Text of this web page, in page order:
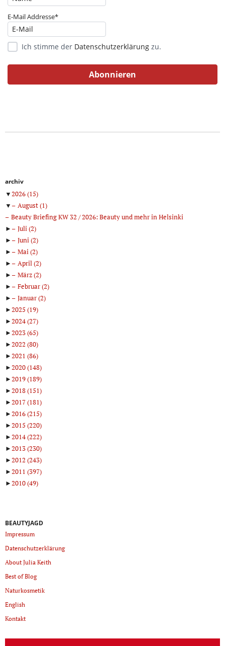
E-Mail Addresse*
Ich stimme der Datenschutzerklärung zu.
archiv
▼2026(15)
▼
August(1)
Beauty Briefing KW 32 / 2026: Beauty und mehr in Helsinki
►
Juli(2)
►
Juni(2)
►
Mai(2)
►
April(2)
►
März(2)
►
Februar(2)
►
Januar(2)
►2025 (19)
►2024(27)
►2023(65)
►2022 (80)
►2021 (86)
►2020(148)
►2019(189)
►2018(151)
►2017(181)
►2016(215)
►2015 (220)
►2014(222)
►2013(230)
►2012 (243)
►2011 (397)
►2010(49)
BEAUTYJAGD
Impressum
Datenschutzerklärung
About Julia Keith
Best of Blog
Naturkosmetik
English
Kontakt